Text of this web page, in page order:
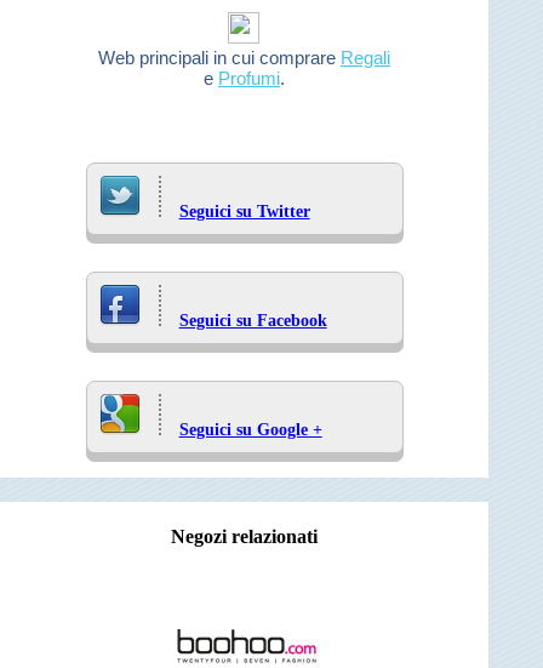
Web principali in cui comprare Regali
e Profumi.
Seguici su Twitter
Seguici su Facebook
Seguici su Google +
Negozi relazionati